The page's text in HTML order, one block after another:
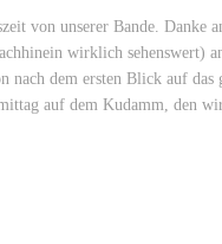
von unserer Bande. Danke
wirklich sehenswert)
dem ersten Blick auf das
auf dem Kudamm, den